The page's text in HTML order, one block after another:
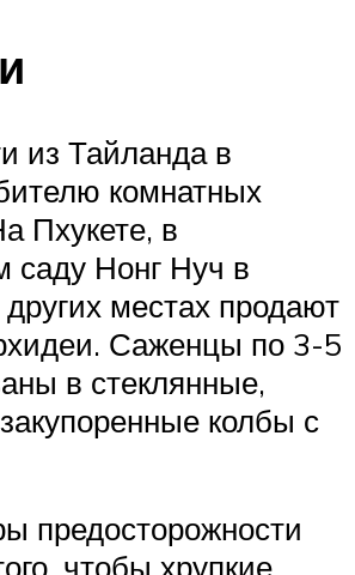
из Тайланда в
комнатных
Пхукете, в
саду Нонг Нуч в
местах продают
Саженцы по 3-5
в стеклянные,
колбы с
предосторожности
чтобы хрупкие